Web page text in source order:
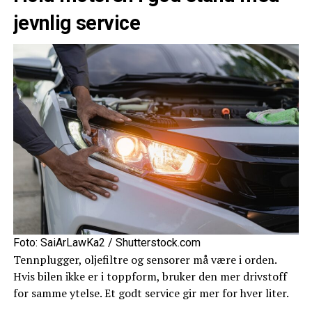
jevnlig service
Foto: SaiArLawKa2 / Shutterstock.com
Tennplugger, oljefiltre og sensorer må være i orden.
Hvis bilen ikke er i toppform, bruker den mer drivstoff
for samme ytelse. Et godt service gir mer for hver liter.